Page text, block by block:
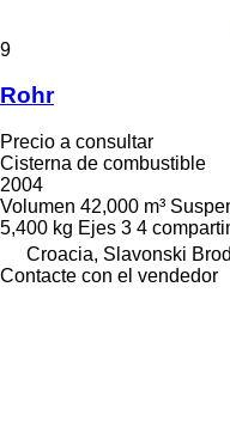
9
Rohr
Precio a consultar
Cisterna de combustible
2004
Volumen 42,000 m³
5,400 kg Ejes 3 4
Croacia, Slavonski Brod
Contacte con el vendedor